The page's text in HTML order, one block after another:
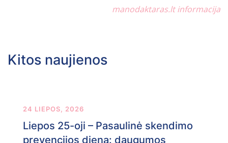
manodaktaras.lt informacija
Kitos naujienos
24 LIEPOS, 2026
Liepos 25-oji – Pasaulinė skendimo
prevencijos diena: daugumos